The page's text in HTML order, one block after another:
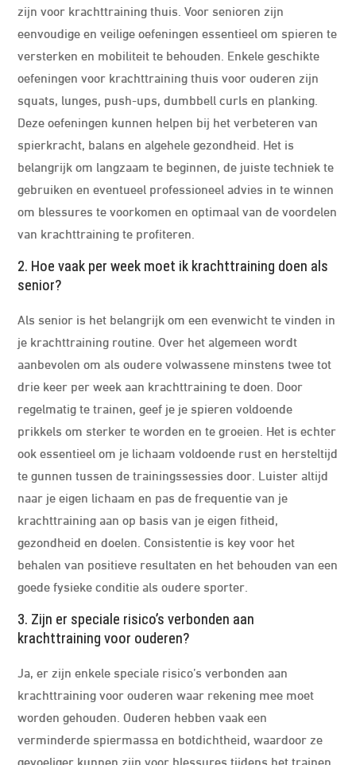
zijn voor krachttraining thuis. Voor senioren zijn
eenvoudige en veilige oefeningen essentieel om spieren te
versterken en mobiliteit te behouden. Enkele geschikte
oefeningen voor krachttraining thuis voor ouderen zijn
squats, lunges, push-ups, dumbbell curls en planking.
Deze oefeningen kunnen helpen bij het verbeteren van
spierkracht, balans en algehele gezondheid. Het is
belangrijk om langzaam te beginnen, de juiste techniek te
gebruiken en eventueel professioneel advies in te winnen
om blessures te voorkomen en optimaal van de voordelen
van krachttraining te profiteren.
2. Hoe vaak per week moet ik krachttraining doen als
senior?
Als senior is het belangrijk om een evenwicht te vinden in
je krachttraining routine. Over het algemeen wordt
aanbevolen om als oudere volwassene minstens twee tot
drie keer per week aan krachttraining te doen. Door
regelmatig te trainen, geef je je spieren voldoende
prikkels om sterker te worden en te groeien. Het is echter
ook essentieel om je lichaam voldoende rust en hersteltijd
te gunnen tussen de trainingssessies door. Luister altijd
naar je eigen lichaam en pas de frequentie van je
krachttraining aan op basis van je eigen fitheid,
gezondheid en doelen. Consistentie is key voor het
behalen van positieve resultaten en het behouden van een
goede fysieke conditie als oudere sporter.
3. Zijn er speciale risico’s verbonden aan
krachttraining voor ouderen?
Ja, er zijn enkele speciale risico’s verbonden aan
krachttraining voor ouderen waar rekening mee moet
worden gehouden. Ouderen hebben vaak een
verminderde spiermassa en botdichtheid, waardoor ze
gevoeliger kunnen zijn voor blessures tijdens het trainen.